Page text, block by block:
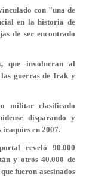
con "una de
en la historia de
de ser encontrado
que involucran al
las guerras de Irak y
militar clasificado
disparando y
iraquíes en 2007.
reveló 90.000
y otros 40.000 de
fueron asesinados